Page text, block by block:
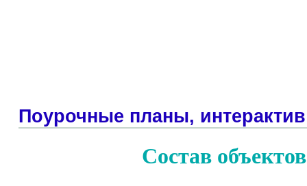
Поурочные планы, интерактив
Состав объектов